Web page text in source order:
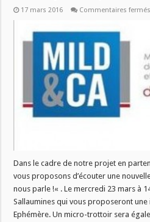
17 mars 2016 Commentaires fermés
Dans le cadre de notre projet en
vous proposons d’écouter une
nous parle !« . Le mercredi 23 mars à
Sallaumines qui vous proposeront
Ephémère. Un micro-trottoir sera